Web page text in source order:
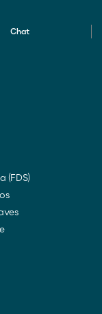
Chat
(FDS)